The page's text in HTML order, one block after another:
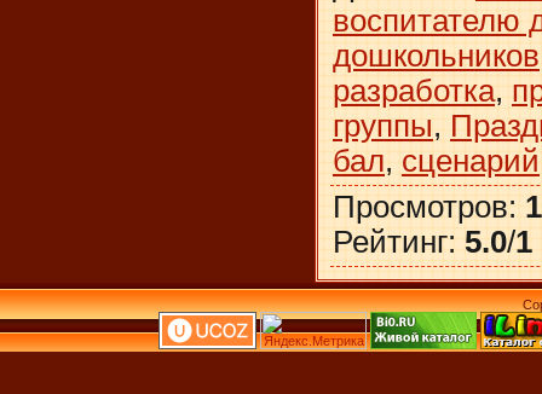
воспитателю
дошкольников
разработка,
группы,
бал, сценарий
Просмотров:
Рейтинг: 5.0/1